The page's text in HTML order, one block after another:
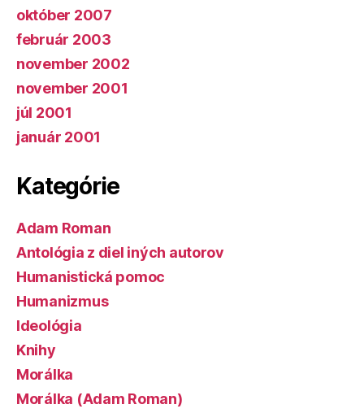
október 2007
február 2003
november 2002
november 2001
júl 2001
január 2001
Kategórie
Adam Roman
Antológia z diel iných autorov
Humanistická pomoc
Humanizmus
Ideológia
Knihy
Morálka
Morálka (Adam Roman)